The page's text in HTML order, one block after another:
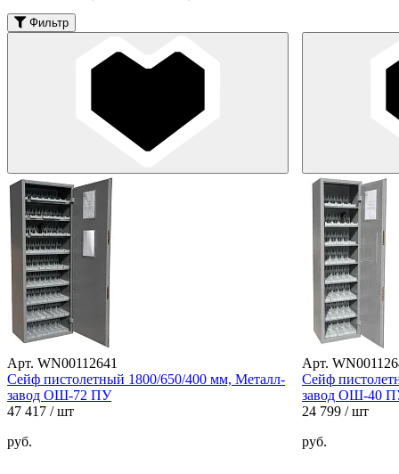
Фильтр
Арт. WN00112641
Сейф пистолетный 1800/650/400 мм, Металл-
завод ОШ-72 ПУ
47 417 / шт
руб.
Арт.
Сейф
завод ОШ-40
24 799 / шт
руб.